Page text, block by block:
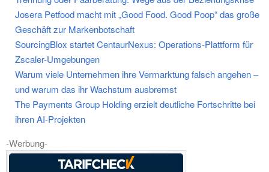
Josera Petfood macht mit „Good Food. Good Poop“ das große
Geschäft zur Markenbotschaft
SourcingBlox startet CentaurNexus: Operations-Plattform für
Zscaler-Umgebungen
Warum viele Unternehmen ihre Vermarktung falsch angehen –
und warum das ihr Wachstum ausbremst
The Payments Group Holding erzielt deutliche Fortschritte bei
ihren AI-Projekten
-Werbung-